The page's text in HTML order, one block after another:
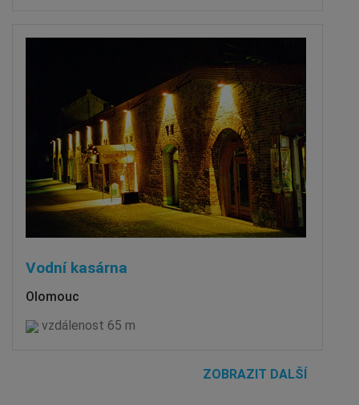
Vodní kasárna
Olomouc
vzdálenost 65 m
ZOBRAZIT DALŠÍ